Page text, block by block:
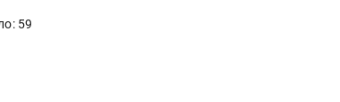
59